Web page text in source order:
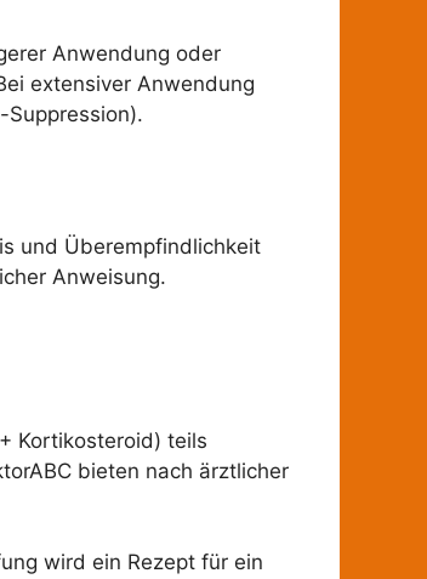
Anwendung oder
extensiver Anwendung
und Überempfindlichkeit
Anweisung.
Kortikosteroid) teils
bieten nach ärztlicher
wird ein Rezept für ein